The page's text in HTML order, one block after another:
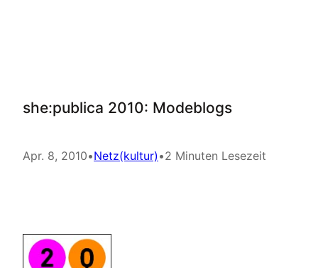
she:publica 2010: Modeblogs
Apr. 8, 2010•Netz(kultur) •2 Minuten Lesezeit